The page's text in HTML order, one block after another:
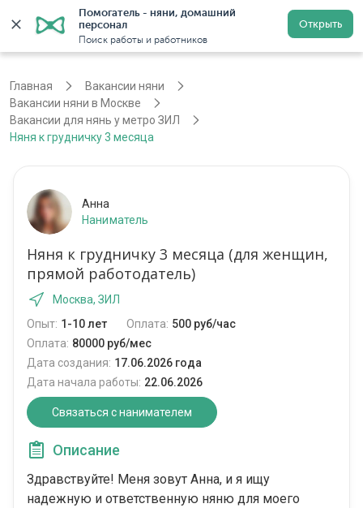
Помогатель - няни, домашний
персонал
Поиск работы и работников
Открыть
Регистрация
Главная
Вакансии няни
Вакансии няни в Москве
Вакансии для нянь у метро ЗИЛ
Няня к грудничку 3 месяца
Анна
Наниматель
Няня к грудничку 3 месяца (для женщин,
прямой работодатель)
Москва, ЗИЛ
Опыт: 1-10 лет Оплата: 500 руб/час
Оплата: 80000 руб/мес
Дата создания: 17.06.2026 года
Дата начала работы: 22.06.2026
Связаться с нанимателем
Описание
Здравствуйте! Меня зовут Анна, и я ищу
надежную и ответственную няню для моего